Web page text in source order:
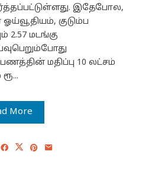
இதேபோல,
குடும்ப
2.57 மடங்கு
மதிப்பு 10 லட்சம்
More